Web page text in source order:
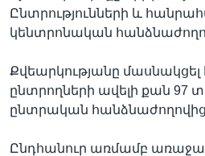
Ընտրությունների և
կենտրոնական
Քվեարկությանը
ընտրողների ավելի քան 97
ընտրական
Ընդհանուր առմամբ